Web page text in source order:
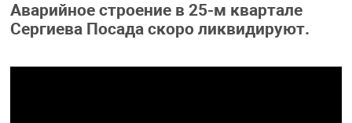
Аварийное строение в 25-м квартале
Сергиева Посада скоро ликвидируют.